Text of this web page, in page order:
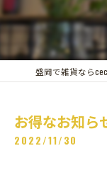
お得なお知ら
2022/11/30